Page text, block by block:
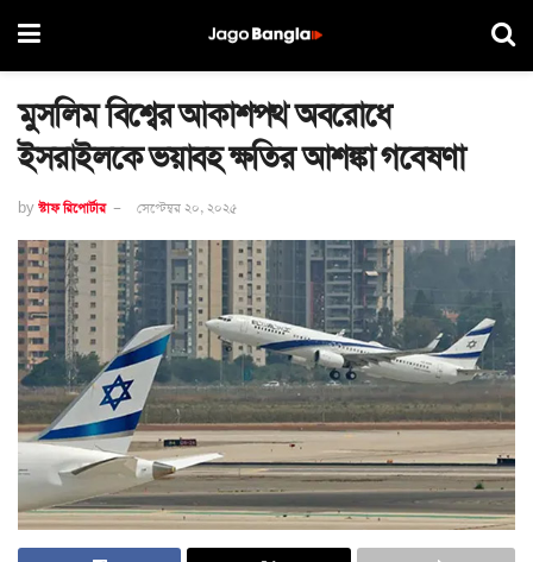
মুসলিম বিশ্বের আকাশপথ অবরোধে
ইসরাইলকে ভয়াবহ ক্ষতির আশঙ্কা গবেষণা
by স্টাফ রিপোর্টার সেপ্টেম্বর ২০, ২০২৫